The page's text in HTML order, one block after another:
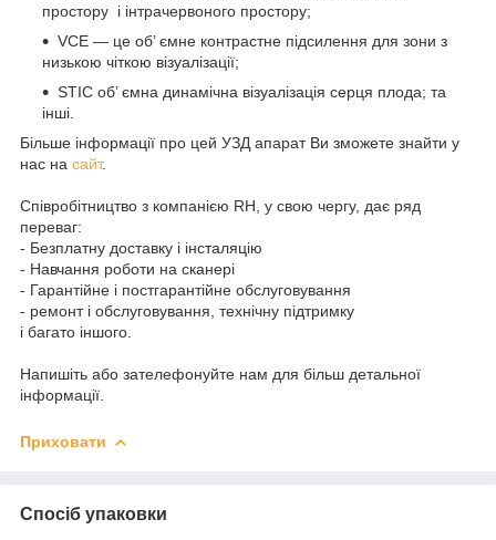
простору і інтрачервоного простору;
VCE — це об’ ємне контрастне підсилення для зони з
низькою чіткою візуалізації;
STIC об’ ємна динамічна візуалізація серця плода; та
інші.
Більше інформації про цей УЗД апарат Ви зможете знайти у
нас на сайт.
Співробітництво з компанією RH, у свою чергу, дає ряд
переваг:
- Безплатну доставку і інсталяцію
- Навчання роботи на сканері
- Гарантійне і постгарантійне обслуговування
- ремонт і обслуговування, технічну підтримку
і багато іншого.
Напишіть або зателефонуйте нам для більш детальної
інформації.
Приховати
Спосіб упаковки